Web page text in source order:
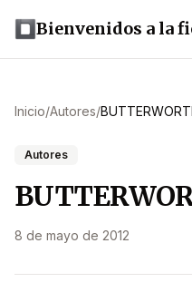
Bienvenidos a la
Inicio/Autores/
Autores
8 de mayo de 2012